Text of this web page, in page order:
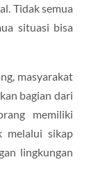
Tidak semua
situasi bisa
masyarakat
bagian dari
memiliki
melalui sikap
lingkungan